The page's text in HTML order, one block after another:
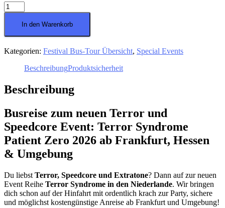
Bus
zum
neuen
Speedcore
Patient
Zero
In den Warenkorb
Kategorien: Festival Bus-Tour Übersicht, Special Events
BeschreibungProduktsicherheit
Beschreibung
Busreise zum neuen Terror und
Speedcore Event: Terror Syndrome
Patient Zero 2026 ab Frankfurt, Hessen
& Umgebung
Du liebst Terror, Speedcore und Extratone? Dann auf zur neuen
Event Reihe Terror Syndrome in den Niederlande. Wir bringen
dich schon auf der Hinfahrt mit ordentlich krach zur Party, sichere
und möglichst kostengünstige Anreise ab Frankfurt und Umgebung!